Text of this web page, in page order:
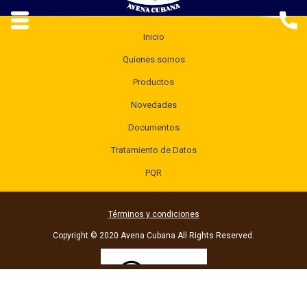
Inicio
Quienes somos
Productos
Novedades
Documentos
Tratamiento de Datos
PQR
Términos y condiciones
Copyright © 2020 Avena Cubana All Rights Reserved.